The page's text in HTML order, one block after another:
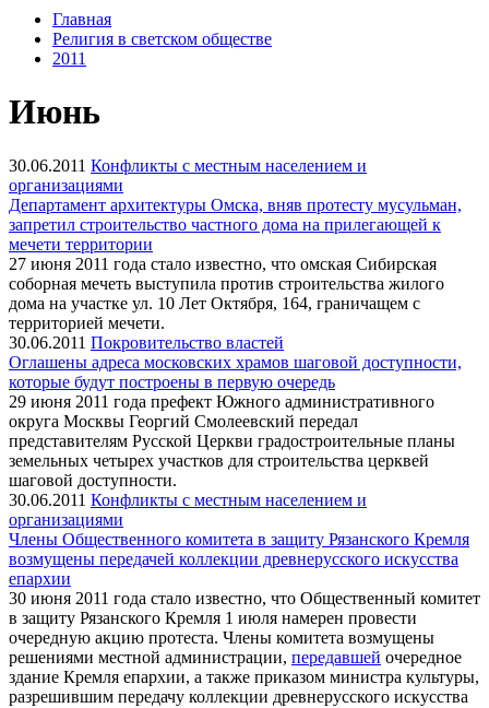
Главная
Религия в светском обществе
2011
Июнь
30.06.2011 Конфликты с местным населением и
организациями
Департамент архитектуры Омска, вняв протесту мусульман,
запретил строительство частного дома на прилегающей к
мечети территории
27 июня 2011 года стало известно, что омская Сибирская
соборная мечеть выступила против строительства жилого
дома на участке ул. 10 Лет Октября, 164, граничащем с
территорией мечети.
30.06.2011 Покровительство властей
Оглашены адреса московских храмов шаговой доступности,
которые будут построены в первую очередь
29 июня 2011 года префект Южного административного
округа Москвы Георгий Смолеевский передал
представителям Русской Церкви градостроительные планы
земельных четырех участков для строительства церквей
шаговой доступности.
30.06.2011 Конфликты с местным населением и
организациями
Члены Общественного комитета в защиту Рязанского Кремля
возмущены передачей коллекции древнерусского искусства
епархии
30 июня 2011 года стало известно, что Общественный комитет
в защиту Рязанского Кремля 1 июля намерен провести
очередную акцию протеста. Члены комитета возмущены
решениями местной администрации, передавшей очередное
здание Кремля епархии, а также приказом министра культуры,
разрешившим передачу коллекции древнерусского искусства